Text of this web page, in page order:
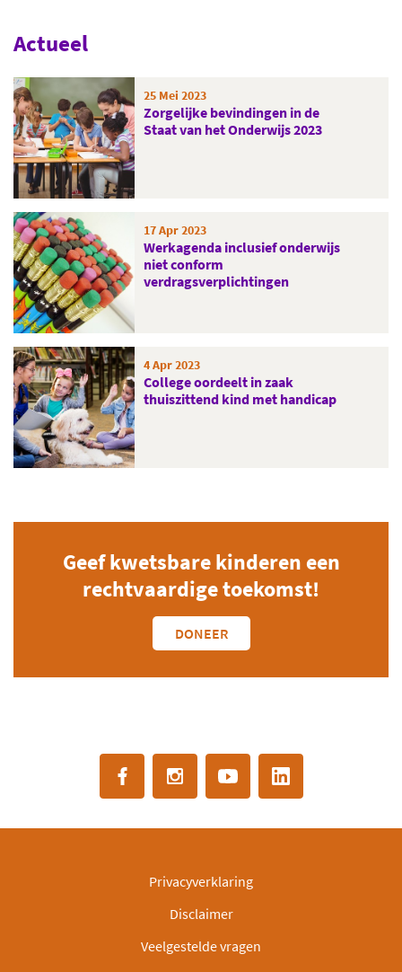
Actueel
25 Mei 2023
Zorgelijke bevindingen in de
Staat van het Onderwijs 2023
17 Apr 2023
Werkagenda inclusief onderwijs
niet conform
verdragsverplichtingen
4 Apr 2023
College oordeelt in zaak
thuiszittend kind met handicap
Geef kwetsbare kinderen een
rechtvaardige toekomst!
DONEER
Privacyverklaring
Disclaimer
Veelgestelde vragen